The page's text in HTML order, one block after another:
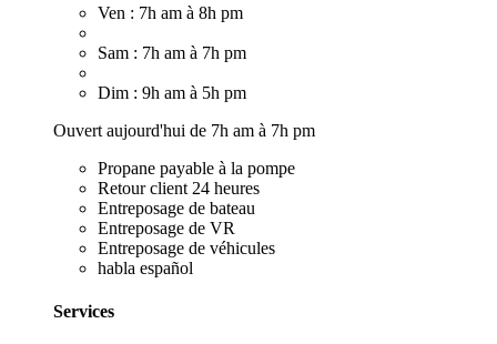
Ven : 7h am à 8h pm
Sam : 7h am à 7h pm
Dim : 9h am à 5h pm
Ouvert aujourd'hui de 7h am à 7h pm
Propane payable à la pompe
Retour client 24 heures
Entreposage de bateau
Entreposage de VR
Entreposage de véhicules
habla español
Services